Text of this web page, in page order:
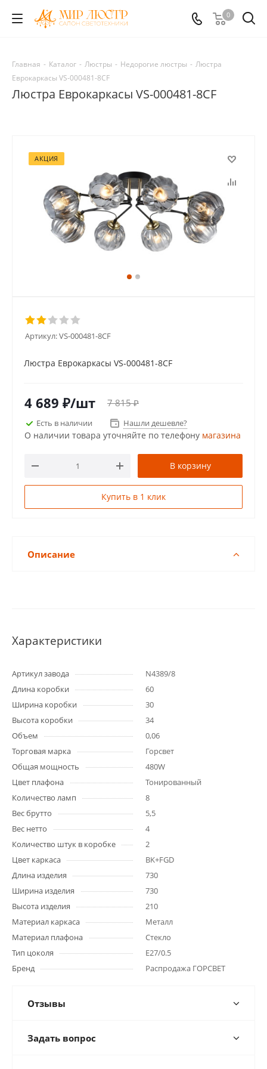
0
Главная - Каталог - Люстры - Недорогие люстры - Люстра
Еврокаркасы VS-000481-8CF
Люстра Еврокаркасы VS-000481-8CF
АКЦИЯ
Артикул:VS-000481-8CF
Люстра Еврокаркасы VS-000481-8CF
4 689 ₽/шт 7 815₽
Есть в наличии Нашли дешевле?
О наличии товара уточняйте по телефону магазина
В корзину
Купить в 1 клик
Описание
Характеристики
Артикул завода
N4389/8
Длина коробки
60
Ширина коробки
30
Высота коробки
34
Объем
0,06
Торговая марка
Горсвет
Общая мощность
480W
Цвет плафона
Тонированный
Количество ламп
8
Вес брутто
5,5
Вес нетто
4
Количество штук в коробке
2
Цвет каркаса
BK+FGD
Длина изделия
730
Ширина изделия
730
Высота изделия
210
Материал каркаса
Металл
Материал плафона
Стекло
Тип цоколя
E27/0.5
Бренд
Распродажа ГОРСВЕТ
Отзывы
Задать вопрос